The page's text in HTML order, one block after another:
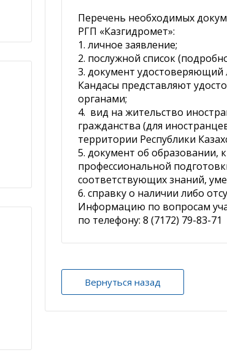
Перечень необходимых
РГП «Казгидромет»:
1. личное заявление;
2. послужной список
3. документ удостоверяющий
Кандасы представляют
органами;
4. вид на жительство
гражданства (для
территории Республики
5. документ об образовании,
профессиональной
соответствующих знаний,
6. справку о наличии либо
Информацию по вопросам
по телефону: 8 (7172) 79-83-71
Вернуться назад